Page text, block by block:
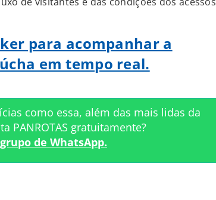
para acompanhar a
em tempo real.
como essa, além das mais lidas da
PANROTAS gratuitamente?
de WhatsApp.